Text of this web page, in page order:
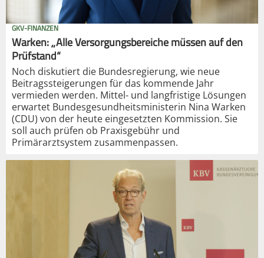
GKV-FINANZEN
Warken: „Alle Versorgungsbereiche müssen auf den
Prüfstand“
Noch diskutiert die Bundesregierung, wie neue
Beitragssteigerungen für das kommende Jahr
vermieden werden. Mittel- und langfristige Lösungen
erwartet Bundesgesundheitsministerin Nina Warken
(CDU) von der heute eingesetzten Kommission. Sie
soll auch prüfen ob Praxisgebühr und
Primärarztsystem zusammenpassen.